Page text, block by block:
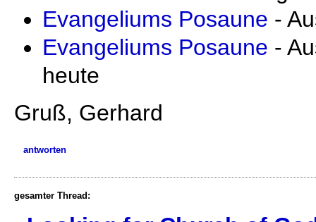
Evangeliums Posaune -
Evangeliums Posaune -
heute
Gruß, Gerhard
antworten
gesamter Thread: